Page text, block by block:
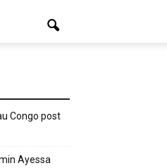
Congo post
Ayessa